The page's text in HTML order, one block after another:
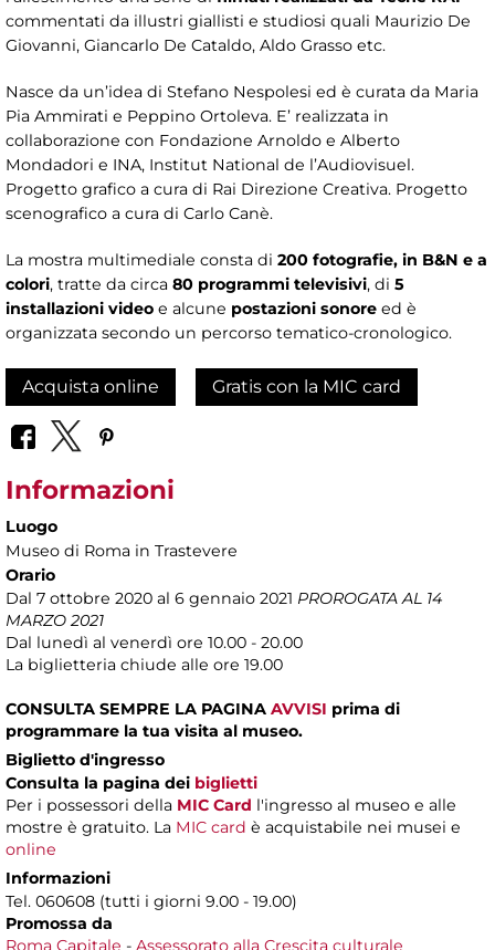
commentati da illustri giallisti e studiosi quali Maurizio De
Giovanni, Giancarlo De Cataldo, Aldo Grasso etc.
Nasce da un’idea di Stefano Nespolesi ed è curata da Maria
Pia Ammirati e Peppino Ortoleva. E’ realizzata in
collaborazione con Fondazione Arnoldo e Alberto
Mondadori e INA, Institut National de l’Audiovisuel.
Progetto grafico a cura di Rai Direzione Creativa. Progetto
scenografico a cura di Carlo Canè.
La mostra multimediale consta di 200 fotografie, in B&N e a
colori, tratte da circa 80 programmi televisivi, di 5
installazioni video e alcune postazioni sonore ed è
organizzata secondo un percorso tematico-cronologico.
Acquista online Gratis con la MIC card
Informazioni
Luogo
Museo di Roma in Trastevere
Orario
Dal 7 ottobre 2020 al 6 gennaio 2021 PROROGATA AL 14
MARZO 2021
Dal lunedì al venerdì ore 10.00 - 20.00
La biglietteria chiude alle ore 19.00
CONSULTA SEMPRE LA PAGINA AVVISI prima di
programmare la tua visita al museo.
Biglietto d'ingresso
Consulta la pagina dei biglietti
Per i possessori della MIC Card l'ingresso al museo e alle
mostre è gratuito. La MIC card è acquistabile nei musei e
online
Informazioni
Tel. 060608 (tutti i giorni 9.00 - 19.00)
Promossa da
Roma Capitale - Assessorato alla Crescita culturale